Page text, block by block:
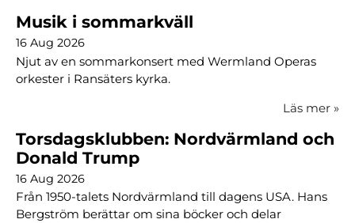
Musik i sommarkväll
16 Aug 2026
Njut av en sommarkonsert med Wermland Operas
orkester i Ransäters kyrka.
Läs mer »
Torsdagsklubben: Nordvärmland och
Donald Trump
16 Aug 2026
Från 1950-talets Nordvärmland till dagens USA. Hans
Bergström berättar om sina böcker och delar